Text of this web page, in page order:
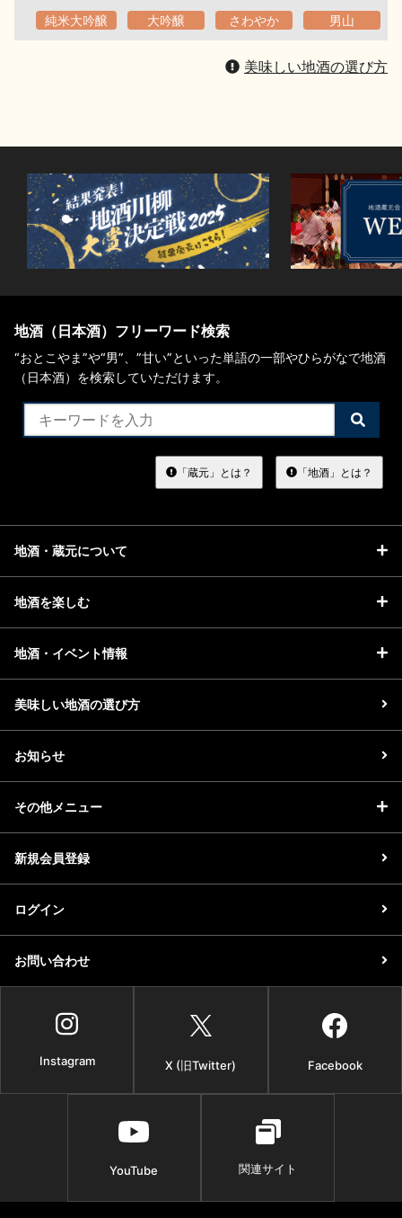
純米大吟醸 大吟醸 さわやか 男山
美味しい地酒の選び方
地酒（日本酒）フリーワード検索
“おとこやま”や“男”、”甘い”といった単語の一部やひらがなで地酒
（日本酒）を検索していただけます。
検
索
る
「蔵元」とは？ 「地酒」とは？
地酒・蔵元について
地酒を楽しむ
地酒・イベント情報
美味しい地酒の選び方
お知らせ
その他メニュー
新規会員登録
ログイン
お問い合わせ
Instagram X (旧Twitter) Facebook
YouTube 関連サイト